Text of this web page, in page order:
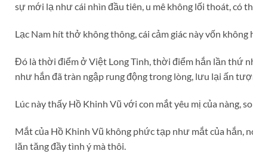
sự mới lạ như cái nhìn đầu tiên, u mê không lối thoát, có
Lạc Nam hít thở không thông, cái cảm giác này vốn không
Đó là thời điểm ở Việt Long Tinh, thời điểm hắn lần thứ
như hắn đã tràn ngập rung động trong lòng, lưu lại ấn
Lúc này thấy Hồ Khinh Vũ với con mắt yêu mị của nàng,
Mắt của Hồ Khinh Vũ không phức tạp như mắt của hắn,
lăn tăng đầy tình ý mà thôi.